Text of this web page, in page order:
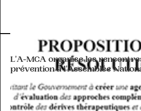
ACTIVITÉ DE L'A-MCA
L'A-MCA organise les
prévention à l'Assemblée